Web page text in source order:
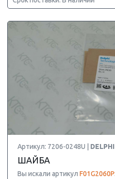
Артикул: 7206-0248U | DELPHI
ШАЙБА
Вы искали артикул